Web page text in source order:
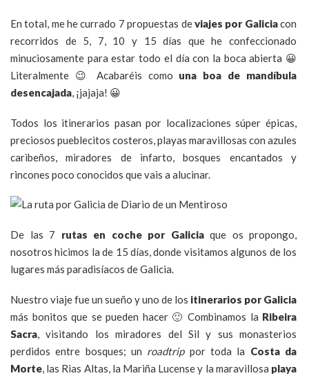
En total, me he currado 7 propuestas deviajes por Galiciacon
recorridos de 5, 7, 10 y 15 días que he confeccionado
minuciosamente para estar todo el día con la boca abierta 😀
Literalmente 😉 Acabaréis como una boa de mandíbula
desencajada, ¡jajaja! 😀
Todos los itinerarios pasan por localizaciones súper épicas,
preciosos pueblecitos costeros, playas maravillosas con azules
caribeños, miradores de infarto, bosques encantados y
rincones poco conocidos que vais a alucinar.
De las 7 rutas en coche por Galiciaque os propongo,
nosotros hicimos la de 15 días, donde visitamos algunos de los
lugares más paradisíacos de Galicia.
Nuestro viaje fue un sueño y uno de los itinerarios por Galicia
más bonitos que se pueden hacer 🙂 Combinamos la Ribeira
Sacra, visitando los miradores del Sil y sus monasterios
perdidos entre bosques; un roadtrippor toda la Costa da
Morte, las Rias Altas, la Mariña Lucense y la maravillosa playa